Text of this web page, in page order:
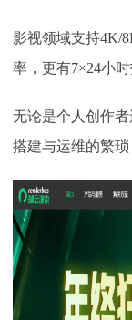
影视领域支持4K/
率，更有7×24小
无论是个人创作
搭建与运维的繁琐